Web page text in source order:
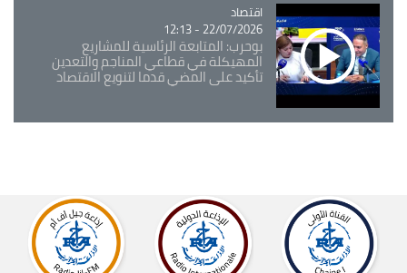
Catégorie
اقتصاد
22/07/2026 - 12:13
بوحرب: المتابعة الرئاسية للمشاريع
المهيكلة في قطاعي المناجم والتعدين
تأكيد على المضي قدما لتنويع الاقتصاد